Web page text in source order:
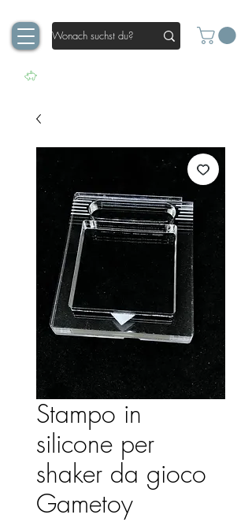
Stampo in
silicone per
shaker da gioco
Gametoy